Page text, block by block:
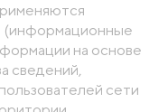
(информационные
на основе
сведений,
сети